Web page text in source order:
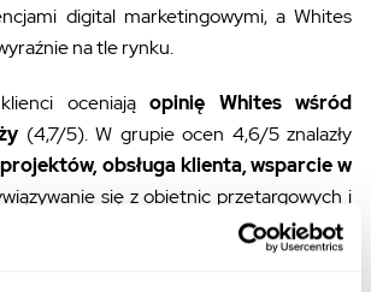
digital marketingowymi, a Whites
na tle rynku.
oceniają opinię Whites wśród
(4,7/5). W grupie ocen 4,6/5 znalazły
obsługa klienta, wsparcie w
się z obietnic przetargowych i